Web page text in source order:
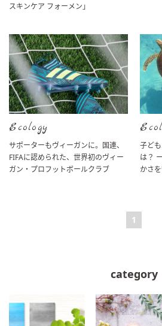
スキンケア フォーメン」
Ecology
サポーターもヴィーガンに。国連、
FIFAに認められた、世界初のヴィー
ガン・プロフットボールクラブ
子ど
は？
かさ
1
category